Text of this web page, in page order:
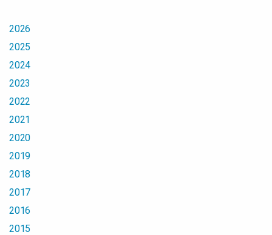
2026
2025
2024
2023
2022
2021
2020
2019
2018
2017
2016
2015